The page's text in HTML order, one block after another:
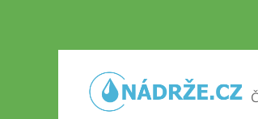
Nízkoprofilové nádrže na
nádrže jsou navrženy tak,